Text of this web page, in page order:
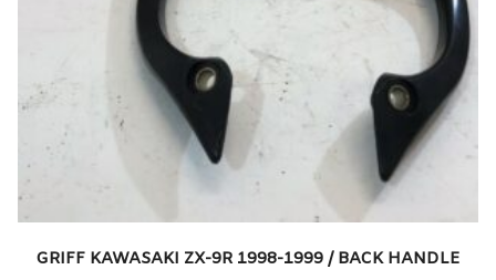
GRIFF KAWASAKI ZX-9R 1998-1999 / BACK HANDLE